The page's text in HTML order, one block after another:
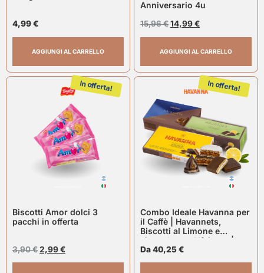
4,99€
AGGIUNGI AL CARRELLO
Anniversario 4u
15,96€14,99€
AGGIUNGI AL CARRELLO
In offerta!
Biscotti Amor dolci 3
pacchi in offerta
3,90€2,99€
In offerta!
Combo Ideale Havanna per
il Caffè | Havannets,
Biscotti al Limone e
cioccolato e Alfajores |
Havanna
Da40,25 €